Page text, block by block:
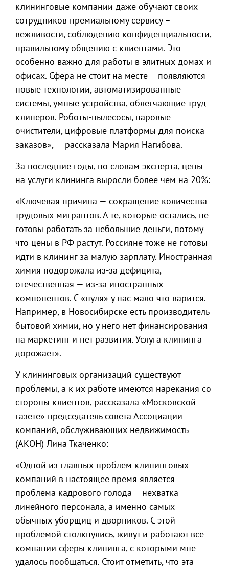
клининговые компании даже обучают своих
сотрудников премиальному сервису –
вежливости, соблюдению конфиденциальности,
правильному общению с клиентами. Это
особенно важно для работы в элитных домах и
офисах. Сфера не стоит на месте – появляются
новые технологии, автоматизированные
системы, умные устройства, облегчающие труд
клинеров. Роботы-пылесосы, паровые
очистители, цифровые платформы для поиска
заказов», — рассказала Мария Нагибова.
За последние годы, по словам эксперта, цены
на услуги клининга выросли более чем на 20%:
«Ключевая причина — сокращение количества
трудовых мигрантов. А те, которые остались, не
готовы работать за небольшие деньги, потому
что цены в РФ растут. Россияне тоже не готовы
идти в клининг за малую зарплату. Иностранная
химия подорожала из-за дефицита,
отечественная — из-за иностранных
компонентов. С «нуля» у нас мало что варится.
Например, в Новосибирске есть производитель
бытовой химии, но у него нет финансирования
на маркетинг и нет развития. Услуга клининга
дорожает».
У клининговых организаций существуют
проблемы, а к их работе имеются нарекания со
стороны клиентов, рассказала «Московской
газете» председатель совета Ассоциации
компаний, обслуживающих недвижимость
(АКОН) Лина Ткаченко:
«Одной из главных проблем клининговых
компаний в настоящее время является
проблема кадрового голода – нехватка
линейного персонала, а именно самых
обычных уборщиц и дворников. С этой
проблемой столкнулись, живут и работают все
компании сферы клининга, с которыми мне
удалось пообщаться. Стоит отметить, что эта